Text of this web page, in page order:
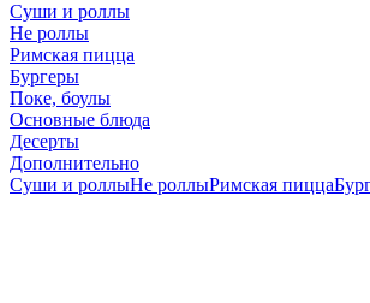
Суши и роллы
Не роллы
Римская пицца
Бургеры
Поке, боулы
Основные блюда
Десерты
Дополнительно
Суши и роллыНе роллыРимская пицца